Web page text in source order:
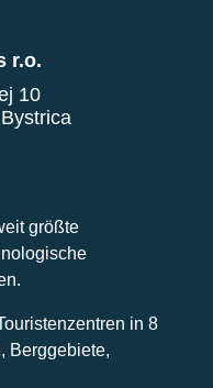
r.o.
10
größte
in 8
Berggebiete,